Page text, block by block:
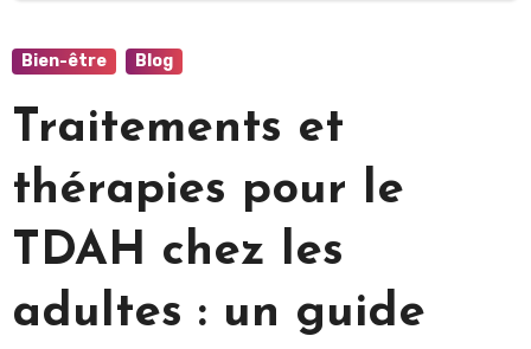
Bien-être Blog
Traitements et
thérapies pour le
TDAH chez les
adultes : un guide